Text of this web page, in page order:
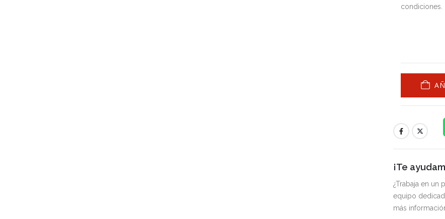
condiciones.
¡Te
¿Trabaja en un
equipo
más